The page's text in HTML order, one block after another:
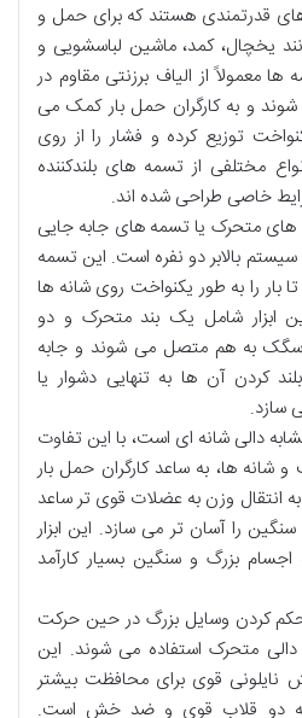
قدرتمندی هستند که برایحمل و
یخچال،کمد،ماشین لباسشویی و
هامعمولاً از الیاف برزنتی مقاوم در
و بهکارگران حمل بارکمک می
توزیع کرده و فشاررا از روی
مختلفی از تسمه های بلندکننده
خاصی طراحی شده اند.
های متحرک یا تسمه های جابه جایی
سیستم بالابر دو نفره است. این تسمه
باررا به طور یکنواخت رویشانه ها
ابزارشامل یک بند متحرک و دو
سگک به هم متصل می شوند و جابه
کردن آن ها به تنهاییدشواریا
سازد.
دالی شانه ای است، با این تفاوت
وشانه ها، بهساعد کارگران حمل بار
به انتقال وزن به عضلات قوی تر ساعد
راآسان ترمی سازد. این ابزار
اجسام بزرگ و سنگین بسیار کارآمد
کردن وسایل بزرگ در حین حرکت
دالی متحرکاستفاده می شوند. این
نایلونی قوی برای محافظت بیشتر
دو قلاب قوی و ضد خش است.